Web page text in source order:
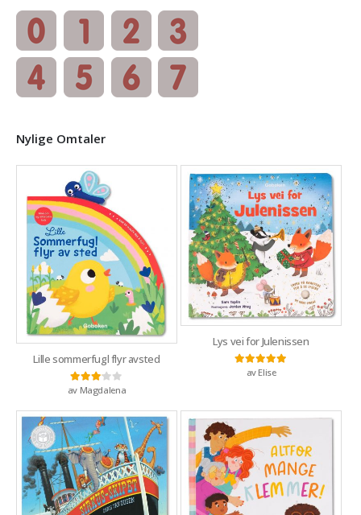
Nylige Omtaler
Lille sommerfugl flyr avsted
Vurdert3av 5
av Magdalena
Lys vei for Julenissen
Vurdert5
av Elise